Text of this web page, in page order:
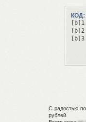
КОД:
С радостью
рублей.